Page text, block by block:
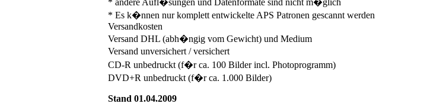
* andere Aufl�sungen und Datenformate sind nicht m�glich
* Es k�nnen nur komplett entwickelte APS Patronen gescannt werden
Versandkosten
Versand DHL (abh�ngig vom Gewicht) und Medium
Versand unversichert / versichert
CD-R unbedruckt (f�r ca. 100 Bilder incl. Photoprogramm)
DVD+R unbedruckt (f�r ca. 1.000 Bilder)
Stand 01.04.2009